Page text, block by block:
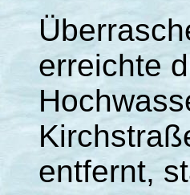
erreichte
entfernt,